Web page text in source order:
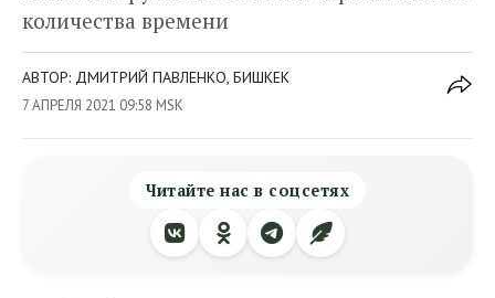
количества времени
АВТОР: ДМИТРИЙ ПАВЛЕНКО, БИШКЕК
7 АПРЕЛЯ 2021 09:58 MSK
Читайте нас в соцсетях